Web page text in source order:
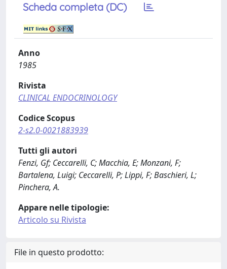
Scheda completa (DC)
Anno
1985
Rivista
CLINICAL ENDOCRINOLOGY
Codice Scopus
2-s2.0-0021883939
Tutti gli autori
Fenzi, Gf; Ceccarelli, C; Macchia, E; Monzani, F;
Bartalena, Luigi; Ceccarelli, P; Lippi, F; Baschieri, L;
Pinchera, A.
Appare nelle tipologie:
Articolo su Rivista
File in questo prodotto: